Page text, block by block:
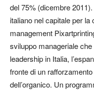
del 75% (dicembre
italiano nel capitale per
management
sviluppo manageriale
leadership in Italia,
fronte di un
dell’organico. Un